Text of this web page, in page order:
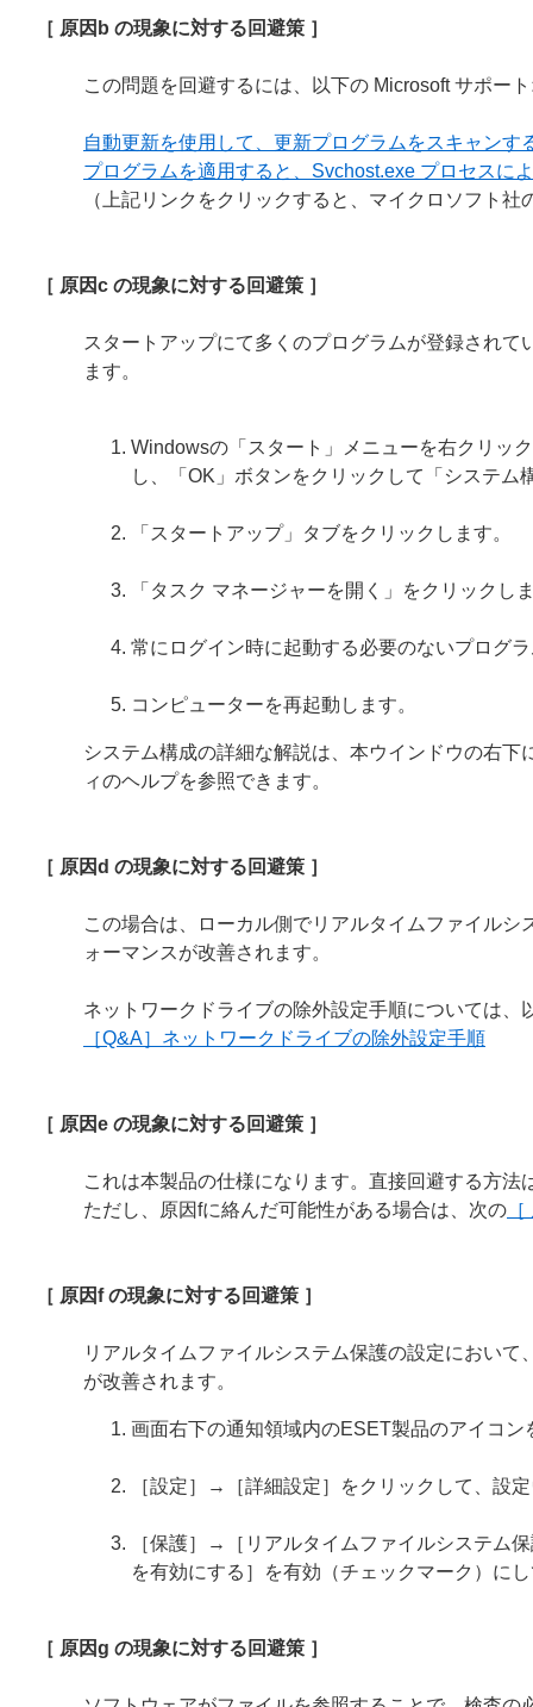
［ 原因b の現象に対する回避策 ］
この問題を回避するには、以下の Microsoft サポー
自動更新を使用して、更新プログラムをスキャン
プログラムを適用すると、Svchost.exe プロセスに
（上記リンクをクリックすると、マイクロソフト
［ 原因c の現象に対する回避策 ］
スタートアップにて多くのプログラムが登録され
ます。
Windowsの「スタート」メニューを右クリ
し、「OK」ボタンをクリックして「システム
「スタートアップ」タブをクリックします。
「タスク マネージャーを開く」をクリックし
常にログイン時に起動する必要のないプログ
コンピューターを再起動します。
システム構成の詳細な解説は、本ウインドウの右
ィのヘルプを参照できます。
［ 原因d の現象に対する回避策 ］
この場合は、ローカル側でリアルタイムファイル
ォーマンスが改善されます。
ネットワークドライブの除外設定手順については、
［Q&A］ネットワークドライブの除外設定手順
［ 原因e の現象に対する回避策 ］
これは本製品の仕様になります。直接回避する方
ただし、原因fに絡んだ可能性がある場合は、次の
［ 原因f の現象に対する回避策 ］
リアルタイムファイルシステム保護の設定におい
が改善されます。
画面右下の通知領域内のESET製品のアイコ
［設定］→［詳細設定］をクリックして、設
［保護］→［リアルタイムファイルシステム
を有効にする］を有効（チェックマーク）に
［ 原因g の現象に対する回避策 ］